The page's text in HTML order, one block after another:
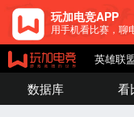
玩加电竞APP
用手机看比赛，聊
英雄联
数据库 看